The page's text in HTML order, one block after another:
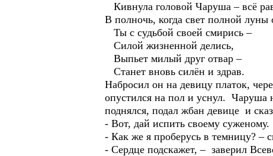
Кивнула головой Чаруша – всё
В полночь, когда свет полной луны
Ты с судьбой своей смирись –
Силой жизненной делись,
Выпьет милый друг отвар –
Станет вновь силён и здрав.
Набросил он на девицу платок,
опустился на пол и уснул. Чаруша
поднялся, подал жбан девице и
- Вот, дай испить своему суженому.
- Как же я проберусь в темницу? –
- Сердце подскажет, – заверил